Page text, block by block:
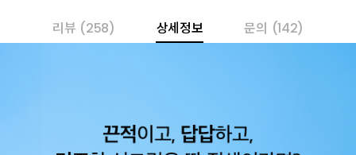
리뷰 (258) 상세정보 문의 (142)